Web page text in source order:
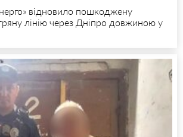
відновило пошкоджену
лінію через Дніпро довжиною у